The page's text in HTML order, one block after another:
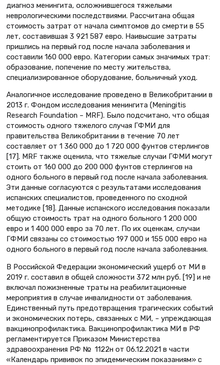
диагноз менингита, осложнившегося тяжелыми
неврологическими последствиями. Рассчитана общая
стоимость затрат от начала симптомов до смерти в 55
лет, составившая 3 921 587 евро. Наивысшие затраты
пришлись на первый год после начала заболевания и
составили 160 000 евро. Категории самых значимых трат:
образование, попечение по месту жительства,
специализированное оборудование, больничный уход.
Аналогичное исследование проведено в Великобритании в
2013 г. Фондом исследования менингита (Meningitis
Research Foundation – MRF). Было подсчитано, что общая
стоимость одного тяжелого случая ГФМИ для
правительства Великобритании в течение 70 лет
составляет от 1 360 000 до 1 720 000 фунтов стерлингов
[17]. MRF также оценила, что тяжелые случаи ГФМИ могут
стоить от 160 000 до 200 000 фунтов стерлингов на
одного больного в первый год после начала заболевания.
Эти данные согласуются с результатами исследования
испанских специалистов, проведенного по сходной
методике [18]. Данные испанского исследования показали
общую стоимость трат на одного больного 1 200 000
евро и 1 400 000 евро за 70 лет. По их оценкам, случаи
ГФМИ связаны со стоимостью 197 000 и 155 000 евро на
одного больного в первый год после начала заболевания.
В Российской Федерации экономический ущерб от МИ в
2019 г. составил в общей сложности 372 млн руб. [19] и не
включал пожизненные траты на реабилитационные
мероприятия в случае инвалидности от заболевания.
Единственный путь предотвращения трагических событий
и экономических потерь, связанных с МИ, – упреждающая
вакцинопрофилактика. Вакцинопрофилактика МИ в РФ
регламентируется Приказом Министерства
здравоохранения РФ № 1122н от 06.12.2021 в части
«Календарь прививок по эпидемическим показаниям» с